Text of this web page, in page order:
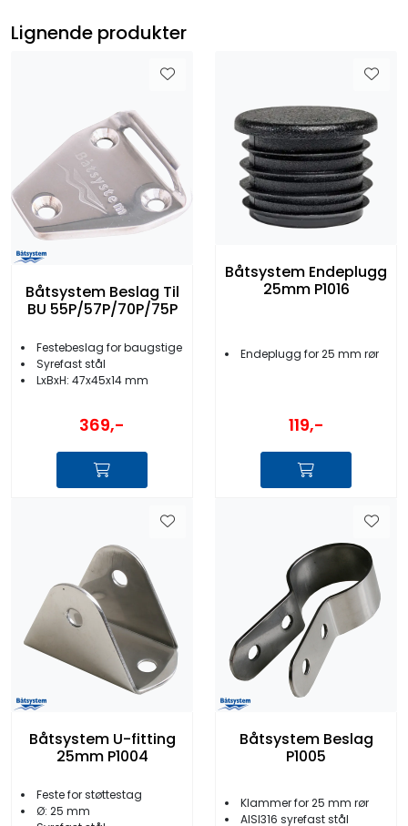
Lignende produkter
Båtsystem Beslag Til
BU 55P/57P/70P/75P
Festebeslag for baugstige
Syrefast stål
LxBxH: 47x45x14 mm
369,-
Båtsystem Endeplugg
25mm P1016
Endeplugg for 25 mm rør
119,-
Båtsystem U-fitting
25mm P1004
Feste for støttestag
Ø: 25 mm
Båtsystem Beslag
P1005
Klammer for 25 mm rør
AISI316 syrefast stål